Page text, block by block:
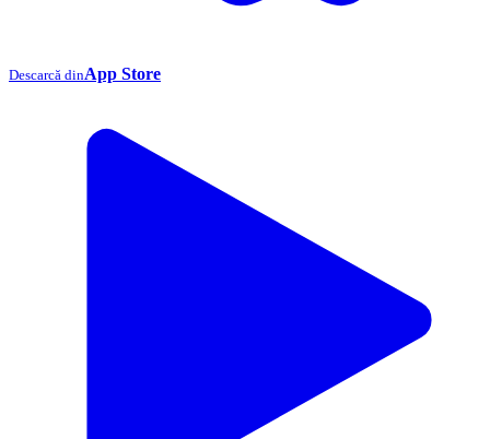
Descarcă dinApp Store